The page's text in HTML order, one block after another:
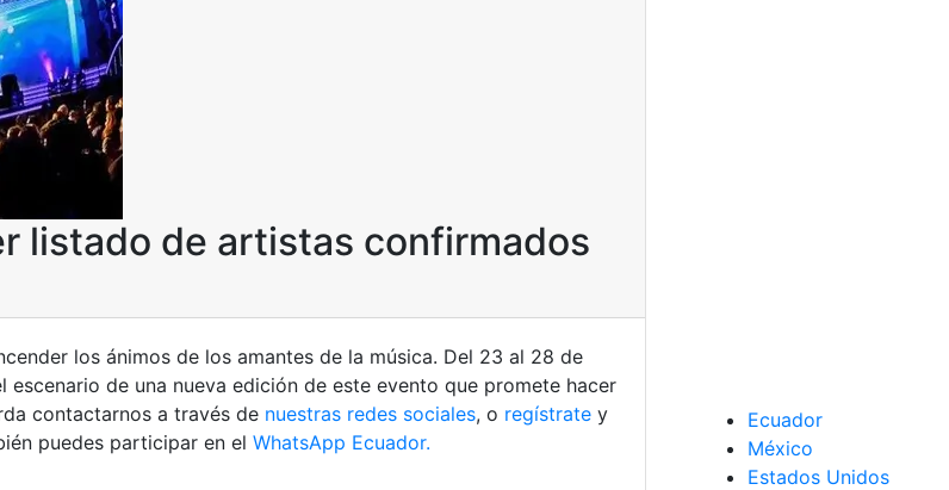
listado de artistas confirmados
los ánimos de los amantes de la música. Del 23 al 28 de
de una nueva edición de este evento que promete hacer
contactarnos a través de nuestras redes sociales, o regístrate y
puedes participar en el WhatsApp Ecuador.
Ecuador
México
Estados Unidos